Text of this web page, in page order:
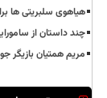
هیاهوی سلبریتی ها
چند داستان از
مریم همتیان بازیگر